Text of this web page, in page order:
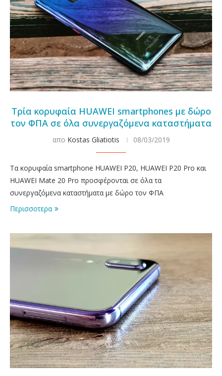
Τρία κορυφαία HUAWEI smartphones με δώρο
τον ΦΠΑ σε όλα συνεργαζόμενα καταστήματα
απο Kostas Gliatiotis 08/03/2019
Τα κορυφαία smartphone HUAWEI P20, HUAWEI P20 Pro και
HUAWEI Mate 20 Pro προσφέρονται σε όλα τα
συνεργαζόμενα καταστήματα με δώρο τον ΦΠΑ
Περισσοτερα